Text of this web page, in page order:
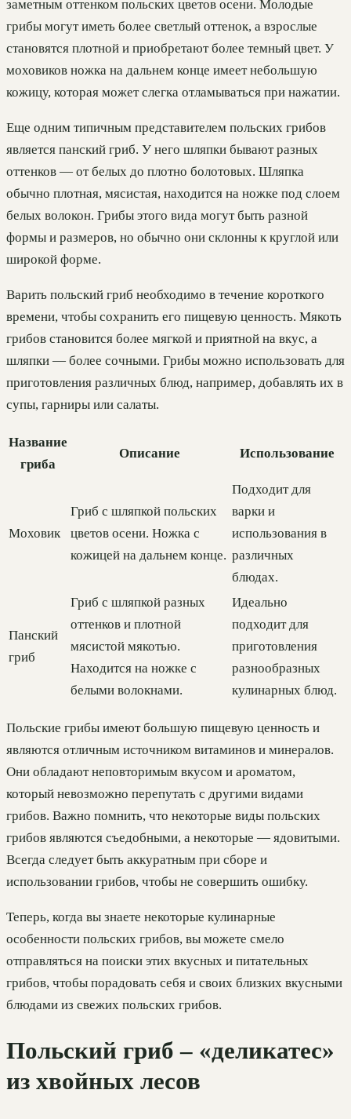
заметным оттенком польских цветов осени. Молодые
грибы могут иметь более светлый оттенок, а взрослые
становятся плотной и приобретают более темный цвет. У
моховиков ножка на дальнем конце имеет небольшую
кожицу, которая может слегка отламываться при нажатии.
Еще одним типичным представителем польских грибов
является панский гриб. У него шляпки бывают разных
оттенков — от белых до плотно болотовых. Шляпка
обычно плотная, мясистая, находится на ножке под слоем
белых волокон. Грибы этого вида могут быть разной
формы и размеров, но обычно они склонны к круглой или
широкой форме.
Варить польский гриб необходимо в течение короткого
времени, чтобы сохранить его пищевую ценность. Мякоть
грибов становится более мягкой и приятной на вкус, а
шляпки — более сочными. Грибы можно использовать для
приготовления различных блюд, например, добавлять их в
супы, гарниры или салаты.
Название
гриба
Описание Использование
Моховик
Гриб с шляпкой польских
цветов осени. Ножка с
кожицей на дальнем конце.
Подходит для
варки и
использования в
различных
блюдах.
Панский
гриб
Гриб с шляпкой разных
оттенков и плотной
мясистой мякотью.
Находится на ножке с
белыми волокнами.
Идеально
подходит для
приготовления
разнообразных
кулинарных блюд.
Польские грибы имеют большую пищевую ценность и
являются отличным источником витаминов и минералов.
Они обладают неповторимым вкусом и ароматом,
который невозможно перепутать с другими видами
грибов. Важно помнить, что некоторые виды польских
грибов являются съедобными, а некоторые — ядовитыми.
Всегда следует быть аккуратным при сборе и
использовании грибов, чтобы не совершить ошибку.
Теперь, когда вы знаете некоторые кулинарные
особенности польских грибов, вы можете смело
отправляться на поиски этих вкусных и питательных
грибов, чтобы порадовать себя и своих близких вкусными
блюдами из свежих польских грибов.
Польский гриб – «деликатес»
из хвойных лесов